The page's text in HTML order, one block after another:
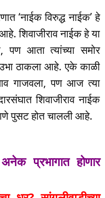
‘नाईक विरुद्ध नाईक’ हे
शिवाजीराव नाईक हे या
पण आता त्यांच्या समोर
उभा ठाकला आहे. एके काळी
गाजवला, पण आज त्या
शिवाजीराव नाईक
पुसट होत चालली आहे.
प्रभागात होणार